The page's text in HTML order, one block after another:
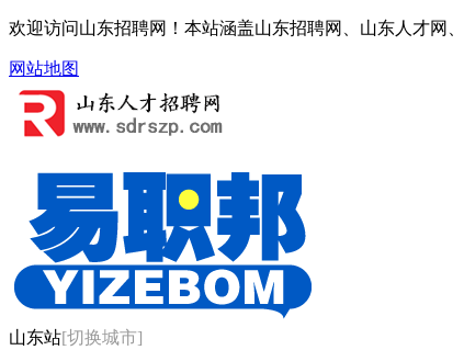
欢迎访问山东招聘网！本站涵盖山东招聘网、山东人才网
网站地图
山东站[切换城市]